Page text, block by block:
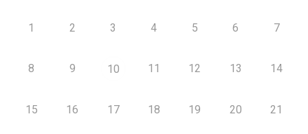
1 2 3 4 5 6 7
8 9 10 11 12 13 14
15 16 17 18 19 20 21